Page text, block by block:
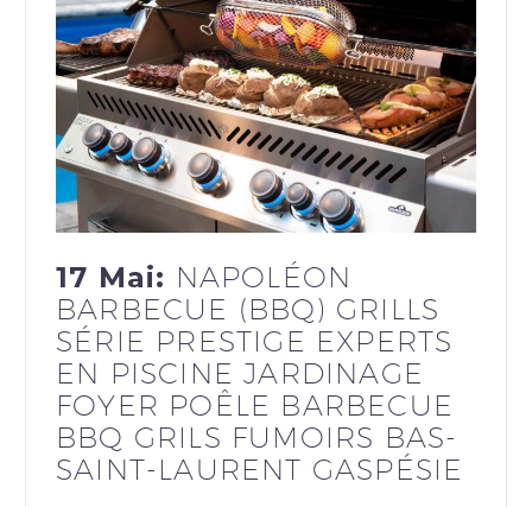
17 Mai: NAPOLÉON
BARBECUE (BBQ) GRILLS
SÉRIE PRESTIGE EXPERTS
EN PISCINE JARDINAGE
FOYER POÊLE BARBECUE
BBQ GRILS FUMOIRS BAS-
SAINT-LAURENT GASPÉSIE